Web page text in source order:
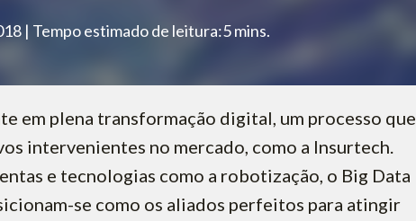
| Tempo estimado de leitura:5 mins.
em plena transformação digital, um processo que
intervenientes no mercado, como a Insurtech.
e tecnologias como a robotização, o Big Data
se como os aliados perfeitos para atingir